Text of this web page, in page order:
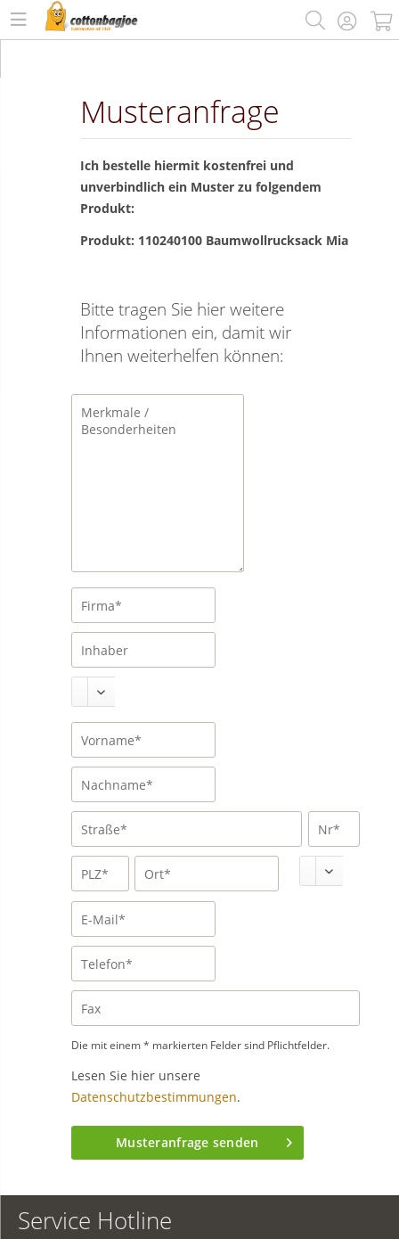
Musteranfrage
Ich bestelle hiermit kostenfrei und
unverbindlich ein Muster zu folgendem
Produkt:
Produkt: 110240100 Baumwollrucksack Mia
Bitte tragen Sie hier weitere
Informationen ein, damit wir
Ihnen weiterhelfen können:
Die mit einem * markierten Felder sind Pflichtfelder.
Lesen Sie hier unsere
Datenschutzbestimmungen.
Musteranfrage senden
Service Hotline